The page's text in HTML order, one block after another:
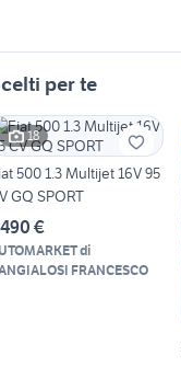
per te
18
500 1.3 Multijet 16V 95
GQ SPORT
€
di
FRANCESCO